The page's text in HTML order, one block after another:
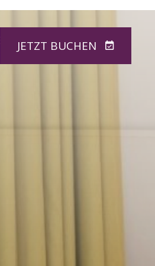
JETZT BUCHEN